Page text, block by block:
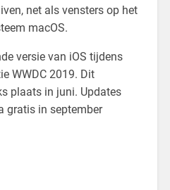
net als vensters op het
macOS.
versie van iOS tijdens
WWDC 2019. Dit
plaats in juni. Updates
gratis in september